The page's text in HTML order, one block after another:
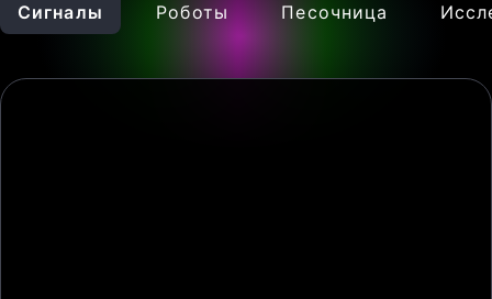
Сигналы Роботы Песочница